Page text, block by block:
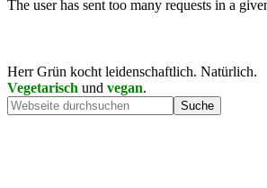
Herr Grün kocht leidenschaftlich. Natürlich.
Vegetarisch und vegan.